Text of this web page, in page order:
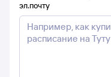
эл.почту